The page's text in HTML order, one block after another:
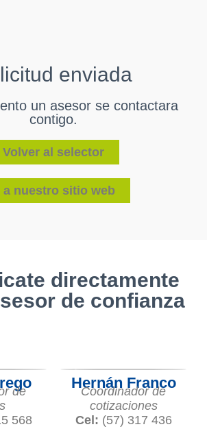
enviada
un asesor se contactara
contigo.
Volver al selector
a nuestro sitio web
directamente
de confianza
de
568
Hernán Franco
Coordinador de
cotizaciones
Cel: (57) 317 436